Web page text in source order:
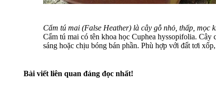
Cẩm tú mai (False Heather) là cây gỗ nhỏ, thấp, mọc
Cẩm tú mai có tên khoa học Cuphea hyssopifolia.
sáng hoặc chịu bóng bán phần. Phù hợp với đất tơi
Bài viết liên quan đáng đọc nhất!